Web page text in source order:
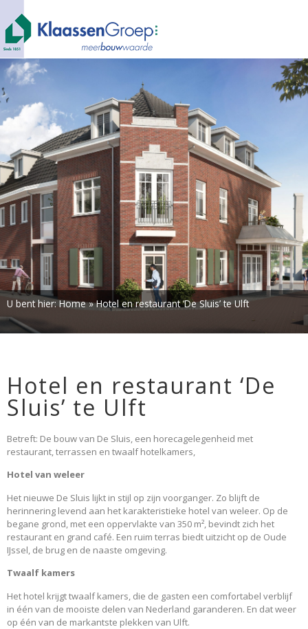
U bent hier:Home»Hotel en restaurant ‘De Sluis’ te Ulft
Hotel en restaurant ‘De
Sluis’ te Ulft
Betreft: De bouw van De Sluis, een horecagelegenheid met
restaurant, terrassen en twaalf hotelkamers,
Hotel van weleer
Het nieuwe De Sluis lijkt in stijl op zijn voorganger. Zo blijft de
herinnering levend aan het karakteristieke hotel van weleer. Op de
begane grond, met een oppervlakte van 350 m², bevindt zich het
restaurant en grand café. Een ruim terras biedt uitzicht op de Oude
IJssel, de brug en de naaste omgeving.
Twaalf kamers
Het hotel krijgt twaalf kamers, die de gasten een comfortabel verblijf
in één van de mooiste delen van Nederland garanderen. En dat weer
op één van de markantste plekken van Ulft.